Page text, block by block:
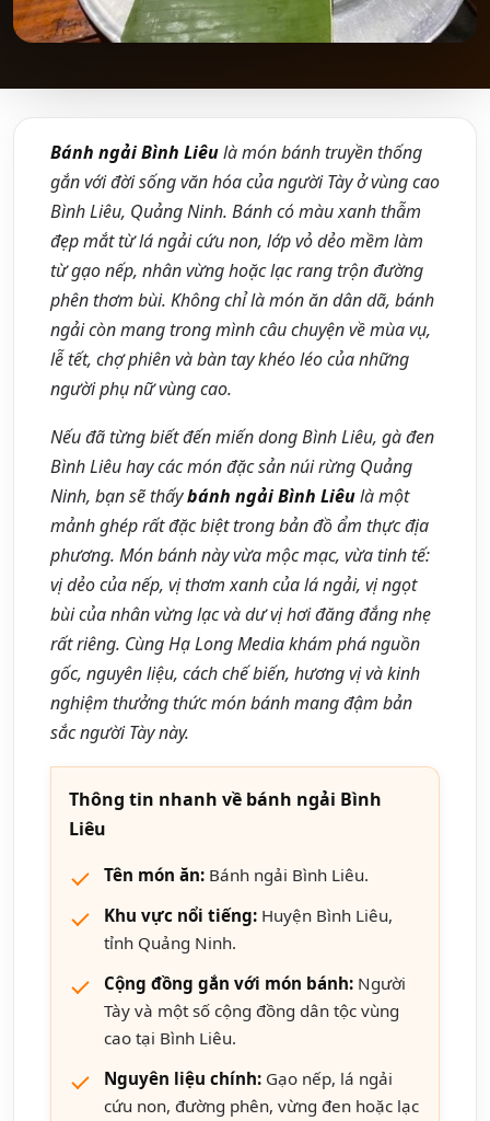
Bánh ngải Bình Liêulà món bánh truyền thống
gắn với đời sống văn hóa của người Tày ở vùng cao
Bình Liêu, Quảng Ninh. Bánh có màu xanh thẫm
đẹp mắt từ lá ngải cứu non, lớp vỏ dẻo mềm làm
từ gạo nếp, nhân vừng hoặc lạc rang trộn đường
phên thơm bùi. Không chỉ là món ăn dân dã, bánh
ngải còn mang trong mình câu chuyện về mùa vụ,
lễ tết, chợ phiên và bàn tay khéo léo của những
người phụ nữ vùng cao.
Nếu đã từng biết đến miến dong Bình Liêu, gà đen
Bình Liêu hay các món đặc sản núi rừng Quảng
Ninh, bạn sẽ thấybánh ngải Bình Liêulà một
mảnh ghép rất đặc biệt trong bản đồ ẩm thực địa
phương. Món bánh này vừa mộc mạc, vừa tinh tế:
vị dẻo của nếp, vị thơm xanh của lá ngải, vị ngọt
bùi của nhân vừng lạc và dư vị hơi đăng đắng nhẹ
rất riêng. Cùng Hạ Long Media khám phá nguồn
gốc, nguyên liệu, cách chế biến, hương vị và kinh
nghiệm thưởng thức món bánh mang đậm bản
sắc người Tày này.
Thông tin nhanh về bánh ngải Bình
Liêu
Tên món ăn: Bánh ngải Bình Liêu.
Khu vực nổi tiếng: Huyện Bình Liêu,
tỉnh Quảng Ninh.
Cộng đồng gắn với món bánh: Người
Tày và một số cộng đồng dân tộc vùng
cao tại Bình Liêu.
Nguyên liệu chính: Gạo nếp, lá ngải
cứu non, đường phên, vừng đen hoặc lạc